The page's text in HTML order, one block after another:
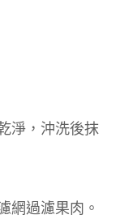
淨，沖洗後抹
網過濾果肉。